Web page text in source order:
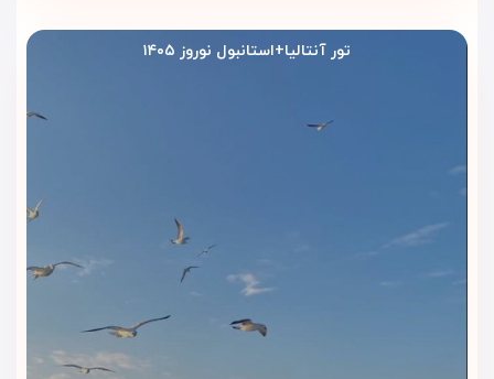
هتل نوا پلازا کریستال استانبول (Nova Plaza Crystal Hotel
به‌یادماندنی برای مهمانان خود فراهم می‌کند. در این هتل
رستوران اصلی
رستوران اصلی هتل هر روز صبح با یک صبحانه کامل و متنوع از
مهمانان پذیرایی می‌کند. انواع خوراکی‌های بین‌المللی، غذاهای گرم
و سرد، نان تازه، میوه و نوشیدنی‌های سالم در منوی صبحانه قرار
دارد. در وعده‌های ناهار و شام نیز می‌توانید از غذاهای محلی ترکی
تور آنتالیا+استانبول نوروز ۱۴۰۵